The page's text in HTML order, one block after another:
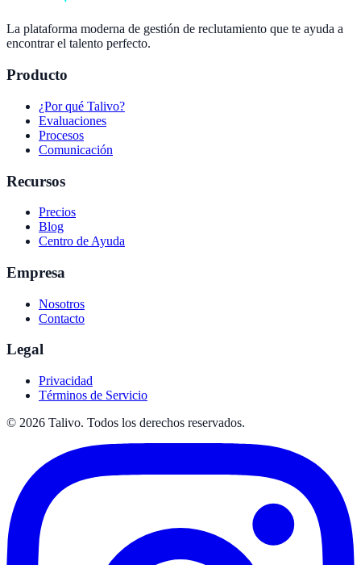
La plataforma moderna de gestión de reclutamiento que te ayuda a
encontrar el talento perfecto.
Producto
¿Por qué Talivo?
Evaluaciones
Procesos
Comunicación
Recursos
Precios
Blog
Centro de Ayuda
Empresa
Nosotros
Contacto
Legal
Privacidad
Términos de Servicio
© 2026 Talivo. Todos los derechos reservados.